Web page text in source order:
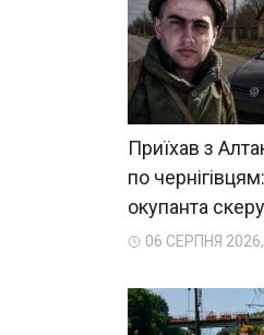
Приїхав з
по
окупанта
06 СЕРПНЯ